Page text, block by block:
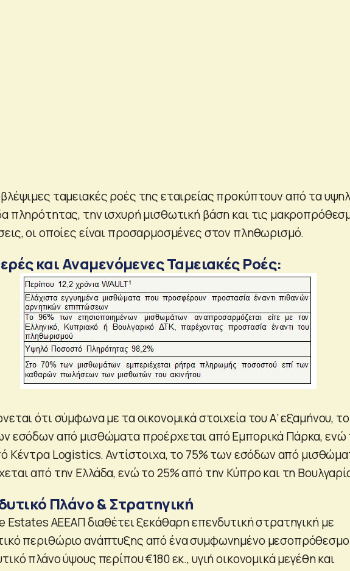
ταμειακές ροές της εταιρείας προκύπτουν από τα
πληρότητας, την ισχυρή μισθωτική βάση και τις
οι οποίες είναι προσαρμοσμένες στον πληθωρισμό.
και Αναμενόμενες Ταμειακές Ροές:
ότι σύμφωνα με τα οικονομικά στοιχεία του Α’ εξαμήνου, το
εσόδων από μισθώματα προέρχεται από Εμπορικά Πάρκα, ενώ
Κέντρα Logistics. Αντίστοιχα, το 75% των εσόδων από
από την Ελλάδα, ενώ το 25% από την Κύπρο και τη
Πλάνο & Στρατηγική
Estates AEEAΠ διαθέτει ξεκάθαρη επενδυτική στρατηγική με
περιθώριο ανάπτυξης από ένα συμφωνημένο μεσοπρόθεσμο
πλάνο ύψους περίπου €180 εκ., υγιή οικονομικά μεγέθη και